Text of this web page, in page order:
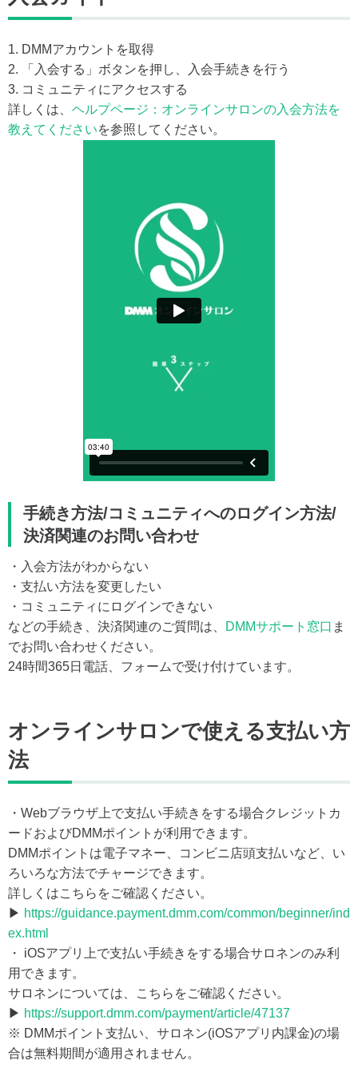
1. DMMアカウントを取得
2. 「入会する」ボタンを押し、入会手続きを行う
3. コミュニティにアクセスする
詳しくは、 ヘルプページ：オンラインサロンの入会方法を
教えてくださいを参照してください。
手続き方法/コミュニティへのログイン方法/
決済関連のお問い合わせ
・入会方法がわからない
・支払い方法を変更したい
・コミュニティにログインできない
などの手続き、決済関連のご質問は、
DMMサポート窓口 ま
でお問い合わせください。
24時間365日電話、フォームで受け付けています。
オンラインサロンで使える支払い方
法
・Webブラウザ上で支払い手続きをする場合クレジットカ
ードおよびDMMポイントが利用できます。
DMMポイントは電子マネー、コンビニ店頭支払いなど、い
ろいろな方法でチャージできます。
詳しくはこちらをご確認ください。
▶ https://guidance.payment.dmm.com/common/beginner/ind
ex.html
・ iOSアプリ上で支払い手続きをする場合サロネンのみ利
用できます。
サロネンについては、こちらをご確認ください。
▶ https://support.dmm.com/payment/article/47137
※ DMMポイント支払い、サロネン(iOSアプリ内課金)の場
合は無料期間が適用されません。